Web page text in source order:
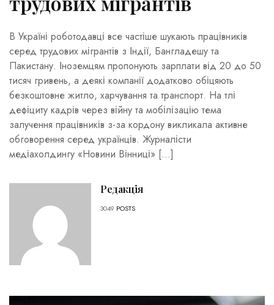
В Україні роботодавці все частіше шукають працівників
серед трудових мігрантів з Індії, Бангладешу та
Пакистану. Іноземцям пропонують зарплати від 20 до 50
тисяч гривень, а деякі компанії додатково обіцяють
безкоштовне житло, харчування та транспорт. На тлі
дефіциту кадрів через війну та мобілізацію тема
залучення працівників з-за кордону викликала активне
обговорення серед українців. Журналісти
медіахолдингу «Новини Вінниці» […]
Редакція
3049 POSTS